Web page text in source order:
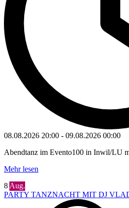
08.08.2026 20:00 - 09.08.2026 00:00
Abendtanz im Evento100 in Inwil/LU
Mehr lesen
8 Aug.
PARTY TANZNACHT MIT DJ